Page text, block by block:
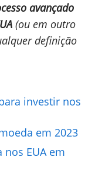
avançado
(ou em outro
definição
investir nos
em 2023
EUA em